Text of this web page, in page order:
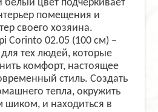
цвет подчеркивает
помещения и
своего хозяина.
Corinto 02.05 (100 см) –
тех людей, которые
комфорт, настоящее
стиль. Создать
тепла, окружить
и находиться в